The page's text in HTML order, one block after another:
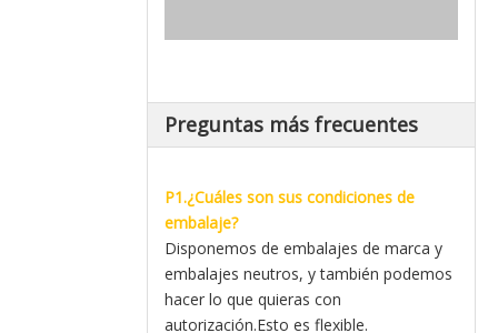
Preguntas más frecuentes
P1.¿Cuáles son sus condiciones de
embalaje?
Disponemos de embalajes de marca y
embalajes neutros, y también podemos
hacer lo que quieras con
autorización.Esto es flexible.